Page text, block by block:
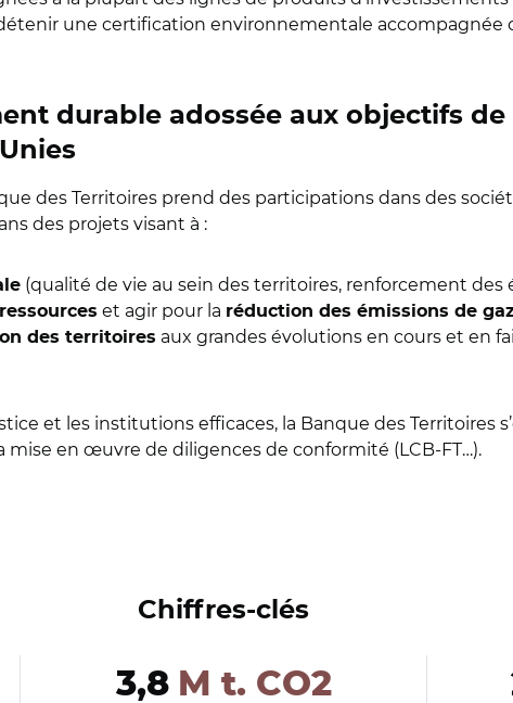
une certification environnementale accompagnée
durable adossée aux objectifs
des Territoires prend des participations dans des
des projets visant à :
(qualité de vie au sein des territoires, renforcement
ressources et agir pour la réduction des émissions de
des territoires aux grandes évolutions en cours et en
et les institutions efficaces, la Banque des Territoires
mise en œuvre de diligences de conformité (LCB-FT…).
Chiffres-clés
3,8 M t. CO2